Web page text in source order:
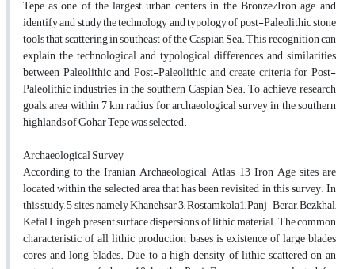
Tepe as one of the largest urban centers in the Bronze/Iron age, and
identify and study the technology and typology of post-Paleolithic stone
tools that scattering in southeast of the Caspian Sea. This recognition can
explain the technological and typological differences and similarities
between Paleolithic and Post-Paleolithic and create criteria for Post-
Paleolithic industries in the southern Caspian Sea. To achieve research
goals, area within 7 km radius for archaeological survey in the southern
highlands of Gohar Tepe was selected.
Archaeological Survey
According to the Iranian Archaeological Atlas, 13 Iron Age sites are
located within the selected area that has been revisited in this survey. In
this study, 5 sites, namely Khanehsar 3, Rostamkola1, Panj-Berar, Bezkhal,
Kefal Lingeh, present surface dispersions of lithic material. The common
characteristic of all lithic production bases is existence of large blades
cores and long blades. Due to a high density of lithic scattered on an